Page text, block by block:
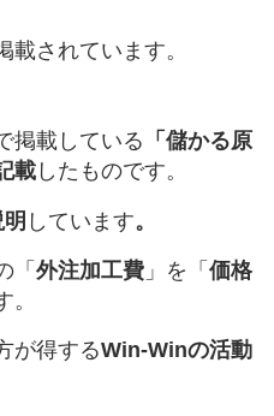
載されています。
掲載している 「儲かる原
載 したものです。
しています。
「 外注加工費 」を「 価格
。
が得するWin-Winの活動